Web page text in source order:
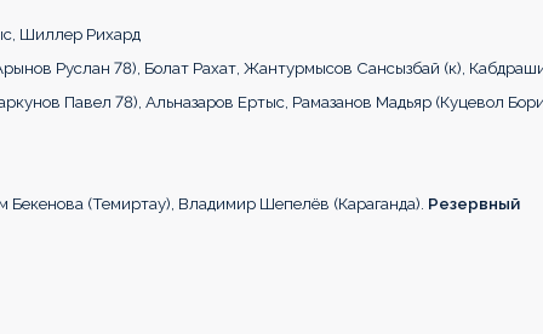
Шиллер Рихард
Руслан 78), Болат Рахат, Жантурмысов Сансызбай (к),
Павел 78), Альназаров Ертыс, Рамазанов Мадьяр (Куцевол
Бекенова (Темиртау), Владимир Шепелёв (Караганда). Резервный